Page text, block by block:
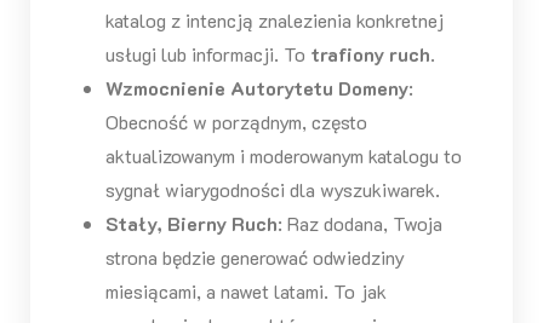
katalog z intencją znalezienia konkretnej
usługi lub informacji. To trafiony ruch.
Wzmocnienie Autorytetu Domeny:
Obecność w porządnym, często
aktualizowanym i moderowanym katalogu to
sygnał wiarygodności dla wyszukiwarek.
Stały, Bierny Ruch: Raz dodana, Twoja
strona będzie generować odwiedziny
miesiącami, a nawet latami. To jak